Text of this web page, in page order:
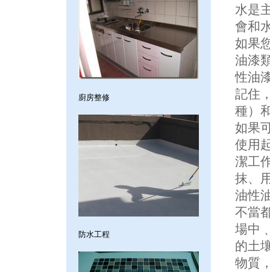
廚房整修
防水工程
水是
會和
如果
油漆
性油
記住
種）
如果
使用
潔工
抹、
油性
不當
場中
的土
物質